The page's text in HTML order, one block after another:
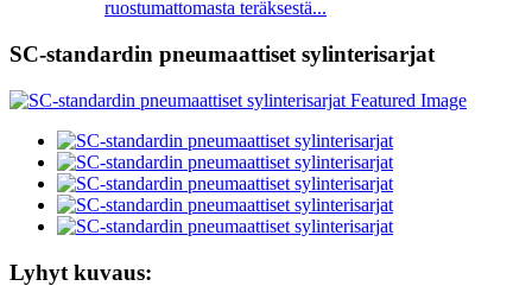
ruostumattomasta teräksestä...
SC-standardin pneumaattiset sylinterisarjat
Lyhyt kuvaus: